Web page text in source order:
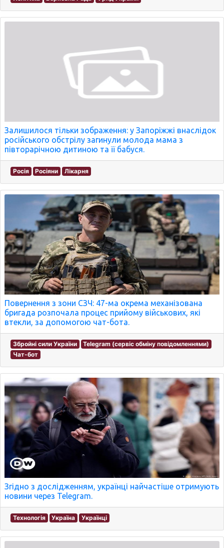
Залишилося тільки зображення: у Запоріжжі внаслідок
російського обстрілу загинули молода мама з
півторарічною дитиною та її бабуся.
Росія Росіяни Лікарня
Повернення з зони СЗЧ: 47-ма окрема механізована
бригада розпочала процес прийому військових, які
втекли, за допомогою чат-бота.
Збройні сили України
Telegram (сервіс обміну повідомленнями)
Чат-бот
Згідно з дослідженням, українці найчастіше отримують
новини через Telegram.
Технологія Україна Українці